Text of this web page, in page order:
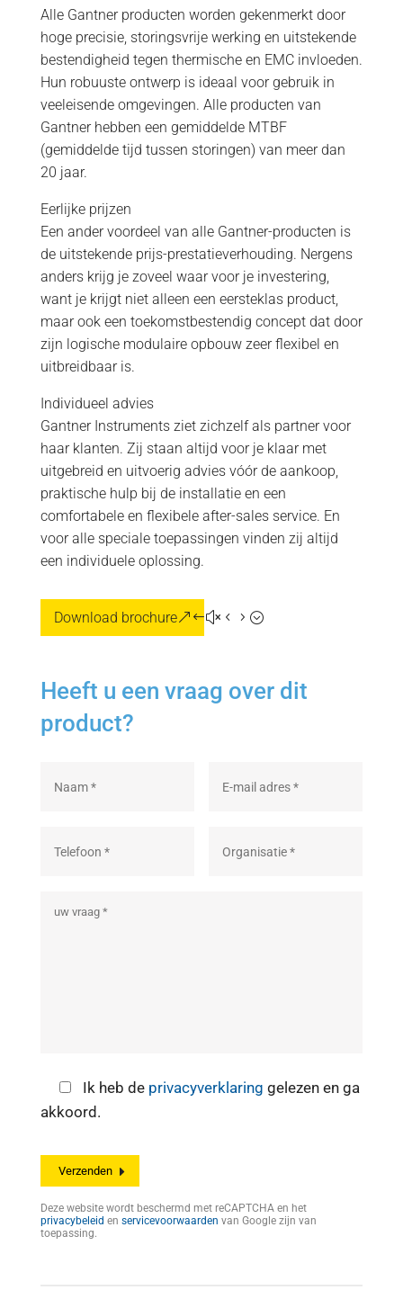
Alle Gantner producten worden gekenmerkt door
hoge precisie, storingsvrije werking en uitstekende
bestendigheid tegen thermische en EMC invloeden.
Hun robuuste ontwerp is ideaal voor gebruik in
veeleisende omgevingen. Alle producten van
Gantner hebben een gemiddelde MTBF
(gemiddelde tijd tussen storingen) van meer dan
20 jaar.
Eerlijke prijzen
Een ander voordeel van alle Gantner-producten is
de uitstekende prijs-prestatieverhouding. Nergens
anders krijg je zoveel waar voor je investering,
want je krijgt niet alleen een eersteklas product,
maar ook een toekomstbestendig concept dat door
zijn logische modulaire opbouw zeer flexibel en
uitbreidbaar is.
Individueel advies
Gantner Instruments ziet zichzelf als partner voor
haar klanten. Zij staan altijd voor je klaar met
uitgebreid en uitvoerig advies vóór de aankoop,
praktische hulp bij de installatie en een
comfortabele en flexibele after-sales service. En
voor alle speciale toepassingen vinden zij altijd
een individuele oplossing.
Download brochure
Heeft u een vraag over dit
product?
Ik heb de privacyverklaring gelezen en ga
akkoord.
Deze website wordt beschermd met reCAPTCHA en het
privacybeleid en servicevoorwaarden van Google zijn van
toepassing.